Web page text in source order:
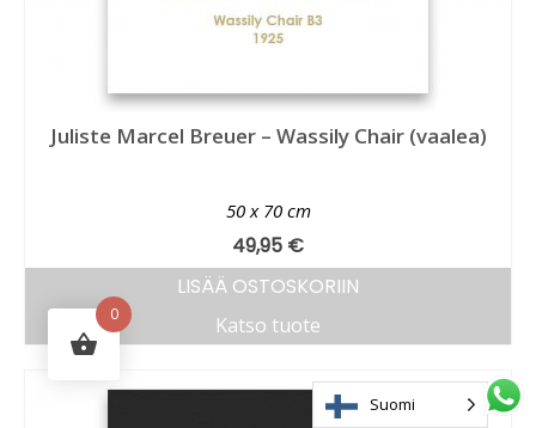
Juliste Marcel Breuer – Wassily Chair (vaalea)
50 x 70 cm
49,95 €
LISÄÄ OSTOSKORIIN
Katso tuote
0
Suomi